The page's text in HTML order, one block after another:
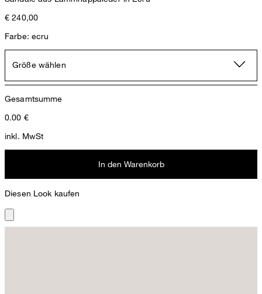
€ 240,00
Farbe: ecru
Größe wählen
Gesamtsumme
0.00 €
inkl. MwSt
In den Warenkorb
Diesen Look kaufen